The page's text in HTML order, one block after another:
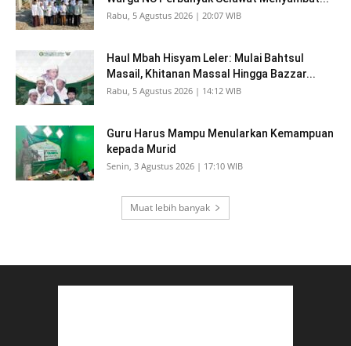
Rabu, 5 Agustus 2026 | 20:07 WIB
Haul Mbah Hisyam Leler: Mulai Bahtsul
Masail, Khitanan Massal Hingga Bazzar...
Rabu, 5 Agustus 2026 | 14:12 WIB
Guru Harus Mampu Menularkan Kemampuan
kepada Murid
Senin, 3 Agustus 2026 | 17:10 WIB
Muat lebih banyak